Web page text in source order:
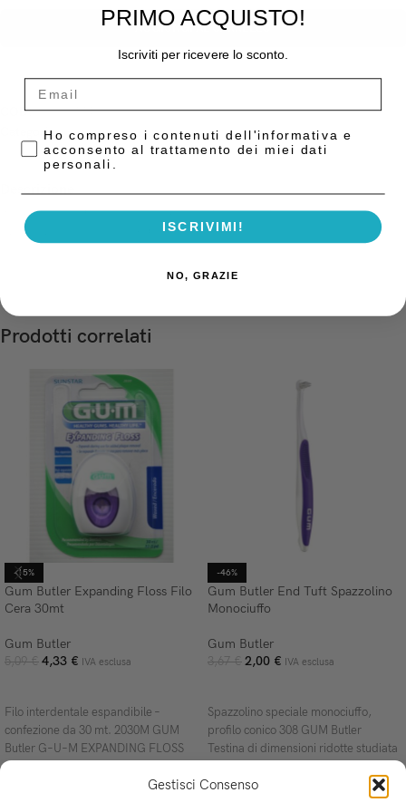
Gestisci Consenso
AGGIUNGI AL CARRELLO
COD:10009774
Categoria: Igiene Orale
Descrizione
Scovolini interdentali con nuova impugnatura ergonomica e setole in
nylon rivestite con clorexidina.
Prodotti correlati
-15%
Gum Butler Expanding Floss Filo
Cera 30mt
Gum Butler
5,09€ 4,33 € IVA esclusa
Filo interdentale espandibile –
confezione da 30 mt. 2030M GUM
Butler G–U–M EXPANDING FLOSS
-46%
Gum Butler End Tuft Spazzolino
Monociuffo
Gum Butler
3,67€ 2,00 € IVA esclusa
Spazzolino speciale monociuffo,
profilo conico 308 GUM Butler
Testina di dimensioni ridotte studiata
impianti e
PRIMO ACQUISTO!
Iscriviti per ricevere lo sconto.
Privacy Policy
Ho compreso i contenuti dell'informativa e
acconsento al trattamento dei miei dati
personali.
ISCRIVIMI!
NO, GRAZIE